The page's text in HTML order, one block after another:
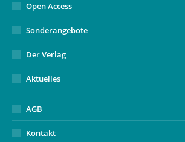
Open Access
Sonderangebote
Der Verlag
Aktuelles
AGB
Kontakt